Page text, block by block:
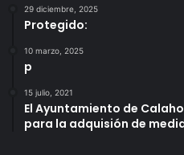
29 diciembre, 2025
Protegido:
10 marzo, 2025
p
15 julio, 2021
El Ayuntamiento de
para la adquisión de